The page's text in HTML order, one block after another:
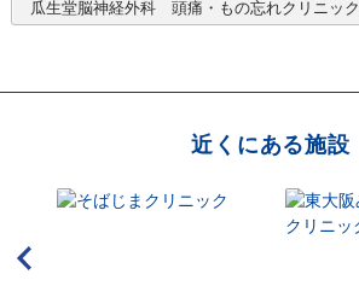
瓜生堂脳神経外科 頭痛・もの忘れクリニック
近くにある施設